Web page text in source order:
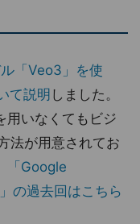
「Veo3」を使
て説明 しました。
用いなくてもビジ
法が用意されてお
「Google
の過去回はこちら